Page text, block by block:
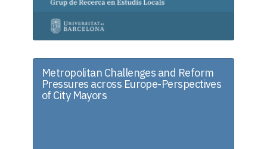
Metropolitan Challenges and Reform
Pressures across Europe-Perspectives
of City Mayors